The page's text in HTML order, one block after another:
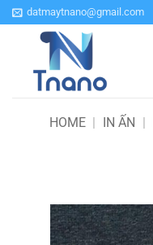
Bỏ
qua
datmaytnano@gmail.com
HOME | IN ẤN |